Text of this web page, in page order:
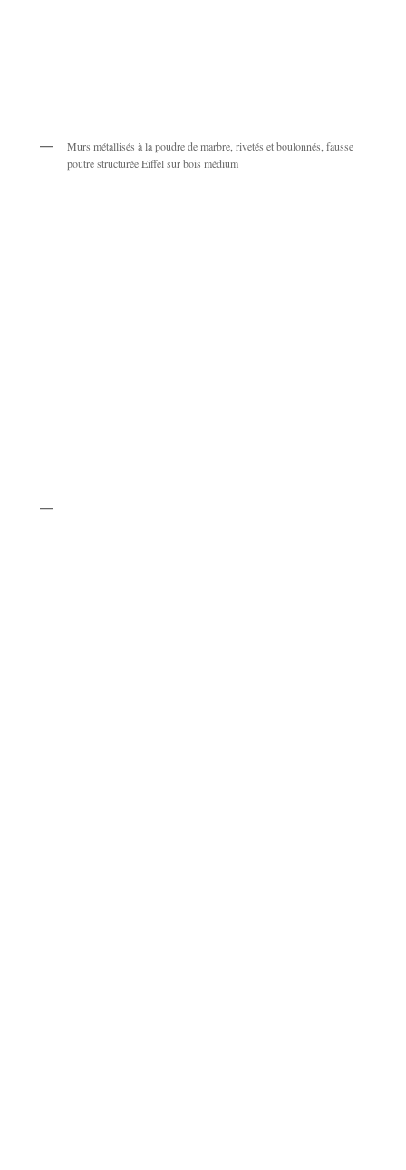
Murs métallisés à la poudre de marbre, rivetés et boulonnés, fausse
poutre structurée Eiffel sur bois médium